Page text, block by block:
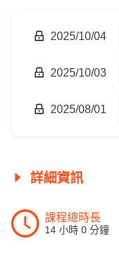
2025/10/04
2025/10/03
2025/08/01
詳細資訊
課程總時長
14 小時 0 分鐘